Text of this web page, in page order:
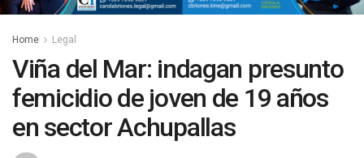
Home Legal
Viña del Mar: indagan presunto
femicidio de joven de 19 años
en sector Achupallas